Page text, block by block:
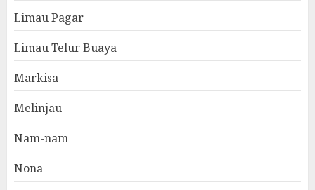
Limau Pagar
Limau Telur Buaya
Markisa
Melinjau
Nam-nam
Nona